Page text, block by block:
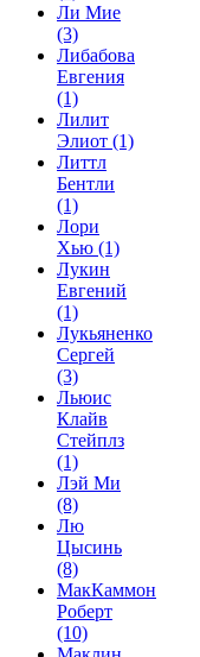
Ли Мие
(3)
Либабова
Евгения
(1)
Лилит
Элиот (1)
Литтл
Бентли
(1)
Лори
Хью (1)
Лукин
Евгений
(1)
Лукьяненко
Сергей
(3)
Льюис
Клайв
Стейплз
(1)
Лэй Ми
(8)
Лю
Цысинь
(8)
МакКаммон
Роберт
(10)